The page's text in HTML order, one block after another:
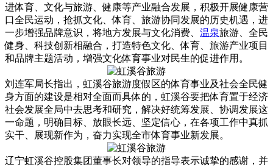
进体育、文化与旅游、健康等产业融合发展，积极开展健康营
口全民运动，抢抓文化、体育、旅游协同发展的历史机遇，进
一步增强品牌意识，将地方发展与文化消费、 温泉旅游、全民
健身、科技创新相融合，打造特色文化、体育、旅游产业项目
和品牌主题活动，增强文化体育事业对民生的促进作用。
刘连军局长指出，虹溪谷旅游度假区的体育事业及社会全民健
身方面的建设是相对全面而具体的，虹溪谷要把体育置于经济
社会发展全局中去思考和研究，解决好统筹发展、协调发展这
一命题，明确目标、放眼长远、坚定信心，在各项工作中真抓
实干、展现新作为，奋力实现全市体育事业新发展。
辽宁虹溪谷控股集团董事长对领导的指导表示诚挚的感谢，并